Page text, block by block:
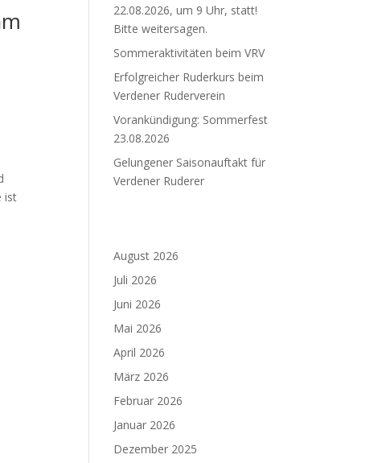
ist
22.08.2026, um 9 Uhr, statt!
Bitte weitersagen.
Sommeraktivitäten beim VRV
Erfolgreicher Ruderkurs beim
Verdener Ruderverein
Vorankündigung: Sommerfest
23.08.2026
Gelungener Saisonauftakt für
Verdener Ruderer
August 2026
Juli 2026
Juni 2026
Mai 2026
April 2026
März 2026
Februar 2026
Januar 2026
Dezember 2025